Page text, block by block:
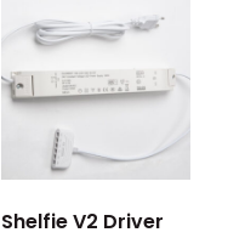
Shelfie V2 Driver